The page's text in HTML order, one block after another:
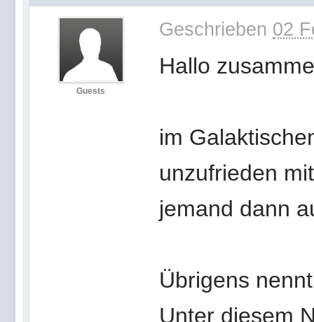
Guests
Geschrieben 02
Hallo
im
unzufrieden
jemand dann
Übrigens
Unter diesem